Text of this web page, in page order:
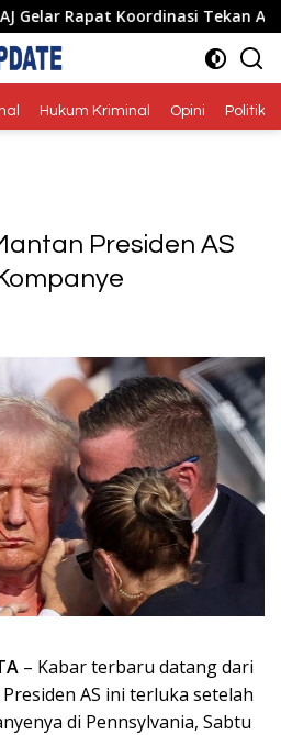
Koordinasi Tekan Angka
Hukum Kriminal Opini Politik
Presiden AS
– Kabar terbaru datang dari
AS ini terluka setelah
di Pennsylvania, Sabtu